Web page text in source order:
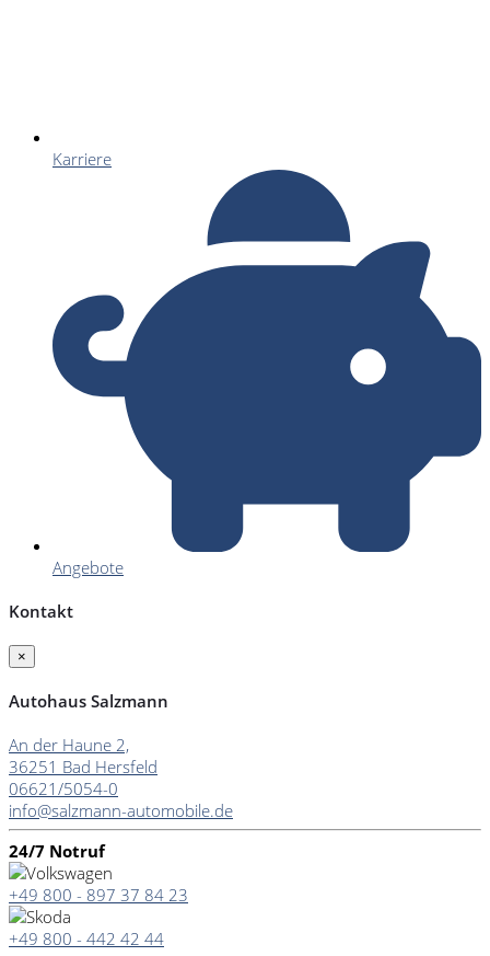
Karriere
Angebote
Kontakt
×
Autohaus Salzmann
An der Haune 2,
36251 Bad Hersfeld
06621/5054-0
info@salzmann-automobile.de
24/7 Notruf
+49 800 - 897 37 84 23
+49 800 - 442 42 44